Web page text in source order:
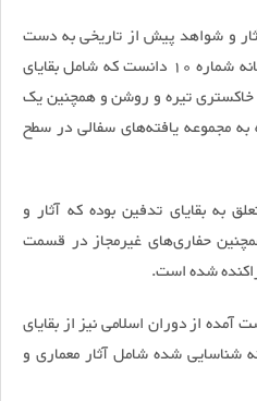
و شواهد پیش از تاریخی به دست
آمده از این محوطه را مربوط به گمانه شماره 10 دانست که شامل بقایای
خاکستری تیره و روشن و همچنین یک
به مجموعه یافته‌های سفالی در سطح
به بقایای تدفین بوده که آثار و
حفاری‌های غیرمجاز در قسمت
شده است.
از دوران اسلامی نیز از بقایای
شناسایی شده شامل آثار معماری و